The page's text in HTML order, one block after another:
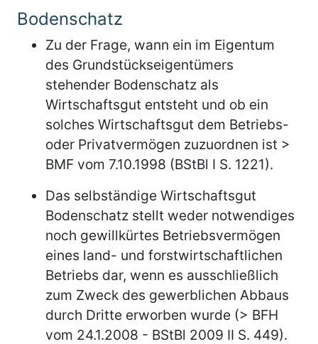
Bodenschatz
Zu der Frage, wann ein im Eigentum
des Grundstückseigentümers
stehender Bodenschatz als
Wirtschaftsgut entsteht und ob ein
solches Wirtschaftsgut dem Betriebs-
oder Privatvermögen zuzuordnen ist >
BMF vom 7.10.1998 (BStBl I S. 1221).
Das selbständige Wirtschaftsgut
Bodenschatz stellt weder notwendiges
noch gewillkürtes Betriebsvermögen
eines land- und forstwirtschaftlichen
Betriebs dar, wenn es ausschließlich
zum Zweck des gewerblichen Abbaus
durch Dritte erworben wurde (> BFH
vom 24.1.2008 - BStBl 2009 II S. 449).